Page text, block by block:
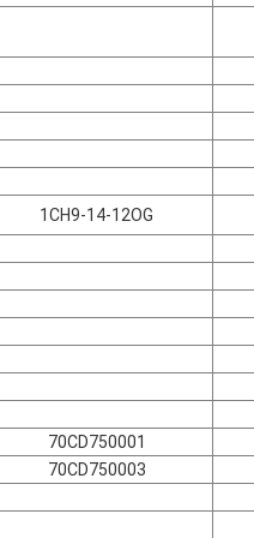
1CH9-14-12OG
70CD750001
70CD750003